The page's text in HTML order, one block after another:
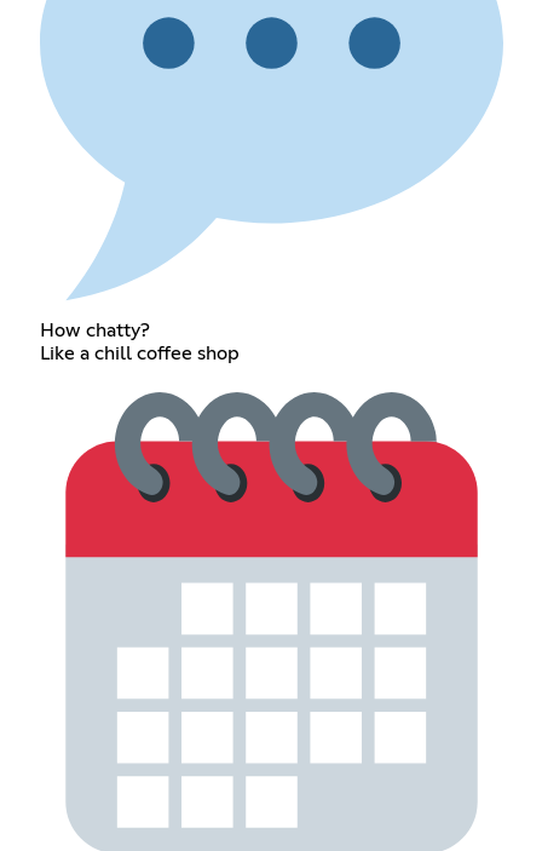
How chatty?
Like a chill coffee shop